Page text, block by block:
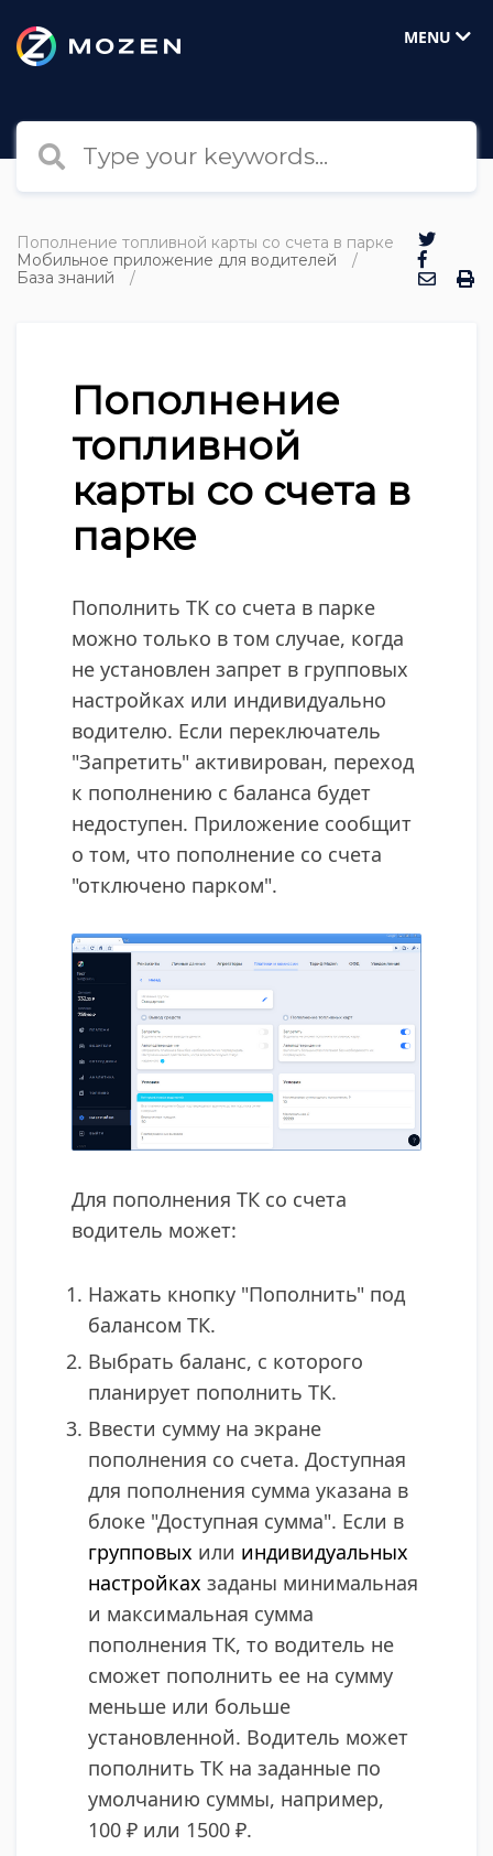
MENU
База знаний
Мобильное приложение для водителей
Пополнение топливной карты со счета в парке
Пополнение
топливной
карты со счета в
парке
Пополнить ТК со счета в парке
можно только в том случае, когда
не установлен запрет в групповых
настройках или индивидуально
водителю. Если переключатель
"Запретить" активирован, переход
к пополнению с баланса будет
недоступен. Приложение сообщит
о том, что пополнение со счета
"отключено парком".
Для пополнения ТК со счета
водитель может:
Нажать кнопку "Пополнить" под
балансом ТК.
Выбрать баланс, с которого
планирует пополнить ТК.
Ввести сумму на экране
пополнения со счета. Доступная
для пополнения сумма указана в
блоке "Доступная сумма". Если в
групповых или индивидуальных
настройках заданы минимальная
и максимальная сумма
пополнения ТК, то водитель не
сможет пополнить ее на сумму
меньше или больше
установленной. Водитель может
пополнить ТК на заданные по
умолчанию суммы, например,
100 ₽ или 1500 ₽​.